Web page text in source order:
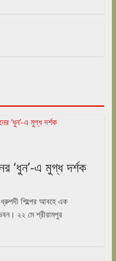
‘ধুন’-এ মুগ্ধ দর্শক
শিল্পের আবহে এক
২২ মে শ্রীরামপুর